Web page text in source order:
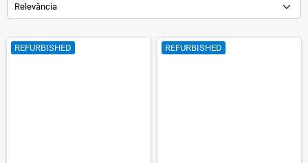
Relevância
REFURBISHED REFURBISHED